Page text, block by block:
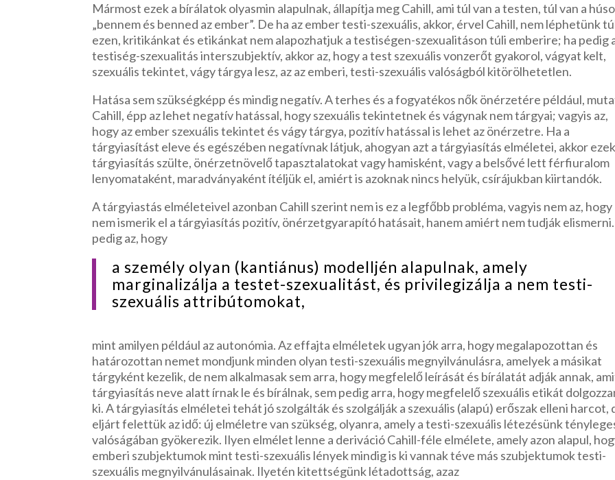
Mármost ezek a bírálatok olyasmin alapulnak, állapítja meg Cahill, ami túl van a testen, túl van a
„bennem és benned az ember”. De ha az ember testi-szexuális, akkor, érvel Cahill, nem léphetünk
ezen, kritikánkat és etikánkat nem alapozhatjuk a testiségen-szexualitáson túli emberire; ha pedig
testiség-szexualitás interszubjektív, akkor az, hogy a test szexuális vonzerőt gyakorol, vágyat kelt,
szexuális tekintet, vágy tárgya lesz, az az emberi, testi-szexuális valóságból kitörölhetetlen.
Hatása sem szükségképp és mindig negatív. A terhes és a fogyatékos nők önérzetére például,
Cahill, épp az lehet negatív hatással, hogy szexuális tekintetnek és vágynak nem tárgyai; vagyis az,
hogy az ember szexuális tekintet és vágy tárgya, pozitív hatással is lehet az önérzetre. Ha a
tárgyiasítást eleve és egészében negatívnak látjuk, ahogyan azt a tárgyiasítás elméletei, akkor
tárgyiasítás szülte, önérzetnövelő tapasztalatokat vagy hamisként, vagy a belsővé lett férfiuralom
lenyomataként, maradványaként ítéljük el, amiért is azoknak nincs helyük, csírájukban kiirtandók.
A tárgyiastás elméleteivel azonban Cahill szerint nem is ez a legfőbb probléma, vagyis nem az, hogy
nem ismerik el a tárgyiasítás pozitív, önérzetgyarapító hatásait, hanem amiért nem tudják
pedig az, hogy
a személy olyan (kantiánus) modelljén alapulnak, amely
marginalizálja a testet-szexualitást, és privilegizálja a nem testi-
szexuális attribútomokat,
mint amilyen például az autonómia. Az effajta elméletek ugyan jók arra, hogy megalapozottan és
határozottan nemet mondjunk minden olyan testi-szexuális megnyilvánulásra, amelyek a másikat
tárgyként kezelik, de nem alkalmasak sem arra, hogy megfelelő leírását és bírálatát adják annak,
tárgyiasítás neve alatt írnak le és bírálnak, sem pedig arra, hogy megfelelő szexuális etikát
ki. A tárgyiasítás elméletei tehát jó szolgálták és szolgálják a szexuális (alapú) erőszak elleni harcot,
eljárt felettük az idő: új elméletre van szükség, olyanra, amely a testi-szexuális létezésünk
valóságában gyökerezik. Ilyen elmélet lenne a deriváció Cahill-féle elmélete, amely azon alapul,
emberi szubjektumok mint testi-szexuális lények mindig is ki vannak téve más szubjektumok testi-
szexuális megnyilvánulásainak. Ilyetén kitettségünk létadottság, azaz